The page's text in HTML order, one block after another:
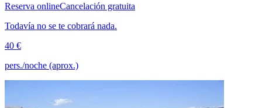
Reserva onlineCancelación gratuita
Todavía no se te cobrará nada.
40 €
pers./noche (aprox.)